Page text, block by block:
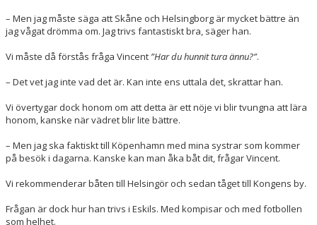
– Men jag måste säga att Skåne och Helsingborg är mycket bättre än
jag vågat drömma om. Jag trivs fantastiskt bra, säger han.
Vi måste då förstås fråga Vincent ”Har du hunnit tura ännu?”.
– Det vet jag inte vad det är. Kan inte ens uttala det, skrattar han.
Vi övertygar dock honom om att detta är ett nöje vi blir tvungna att lära
honom, kanske när vädret blir lite bättre.
– Men jag ska faktiskt till Köpenhamn med mina systrar som kommer
på besök i dagarna. Kanske kan man åka båt dit, frågar Vincent.
Vi rekommenderar båten till Helsingör och sedan tåget till Kongens by.
Frågan är dock hur han trivs i Eskils. Med kompisar och med fotbollen
som helhet.